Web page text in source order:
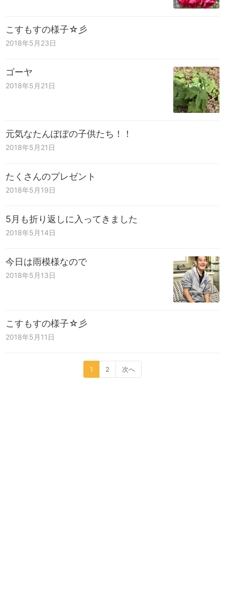
こすもすの様子☆彡
2018年5月23日
ゴーヤ
2018年5月21日
元気なたんぽぽの子供たち！！
2018年5月21日
たくさんのプレゼント
2018年5月19日
5月も折り返しに入ってきました
2018年5月14日
今日は雨模様なので
2018年5月13日
こすもすの様子☆彡
2018年5月11日
1 2 次へ